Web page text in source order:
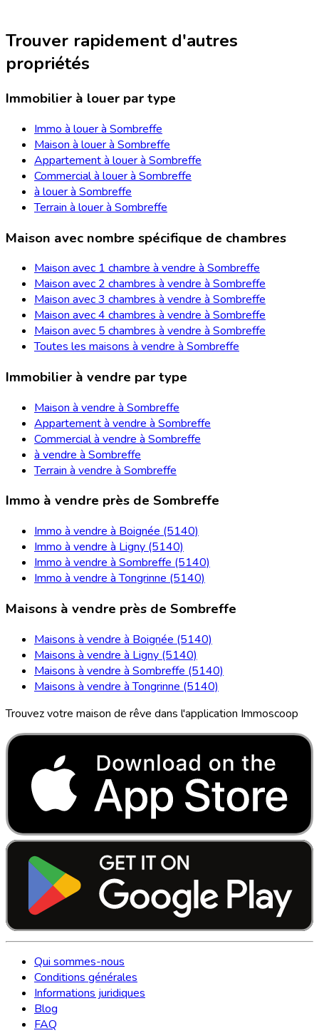
Trouver rapidement d'autres
propriétés
Immobilier à louer par type
Immo à louer à Sombreffe
Maison à louer à Sombreffe
Appartement à louer à Sombreffe
Commercial à louer à Sombreffe
à louer à Sombreffe
Terrain à louer à Sombreffe
Maison avec nombre spécifique de chambres
Maison avec 1 chambre à vendre à Sombreffe
Maison avec 2 chambres à vendre à Sombreffe
Maison avec 3 chambres à vendre à Sombreffe
Maison avec 4 chambres à vendre à Sombreffe
Maison avec 5 chambres à vendre à Sombreffe
Toutes les maisons à vendre à Sombreffe
Immobilier à vendre par type
Maison à vendre à Sombreffe
Appartement à vendre à Sombreffe
Commercial à vendre à Sombreffe
à vendre à Sombreffe
Terrain à vendre à Sombreffe
Immo à vendre près de Sombreffe
Immo à vendre à Boignée (5140)
Immo à vendre à Ligny (5140)
Immo à vendre à Sombreffe (5140)
Immo à vendre à Tongrinne (5140)
Maisons à vendre près de Sombreffe
Maisons à vendre à Boignée (5140)
Maisons à vendre à Ligny (5140)
Maisons à vendre à Sombreffe (5140)
Maisons à vendre à Tongrinne (5140)
Trouvez votre maison de rêve dans l'application Immoscoop
Qui sommes-nous
Conditions générales
Informations juridiques
Blog
FAQ